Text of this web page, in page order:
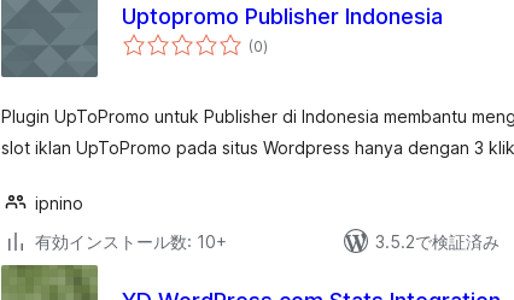
Uptopromo Publisher Indonesia
(0個
の)
Plugin UpToPromo untuk Publisher di Indonesia membantu
slot iklan UpToPromo pada situs Wordpress hanya dengan 3
ipnino
有効インストール数: 10+
3.5.2で検証済み